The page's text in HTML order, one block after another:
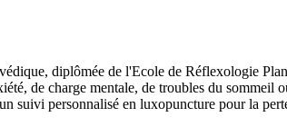
diplômée de l'Ecole de Réflexologie
de charge mentale, de troubles du
suivi personnalisé en luxopuncture pour la